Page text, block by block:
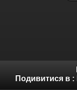
Подивитися в :